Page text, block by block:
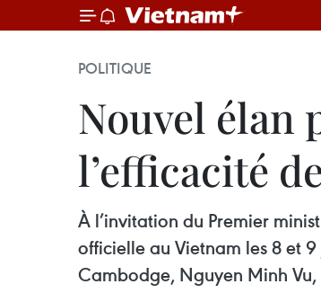
POLITIQUE
Nouvel élan
l’efficacité
À l’invitation du Premier
officielle au Vietnam les 8 et
Cambodge, Nguyen Minh